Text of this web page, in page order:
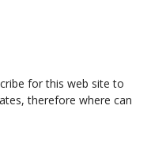
for this web site to
therefore where can